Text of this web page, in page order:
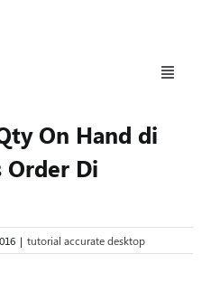
Toggle
On Hand di
Order Di
| tutorial accurate desktop